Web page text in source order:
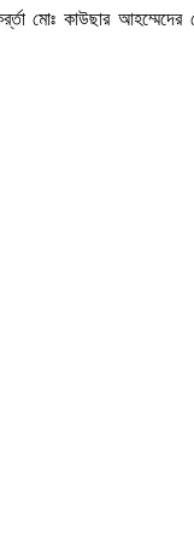
মোঃ কাউছার আহম্মেদের